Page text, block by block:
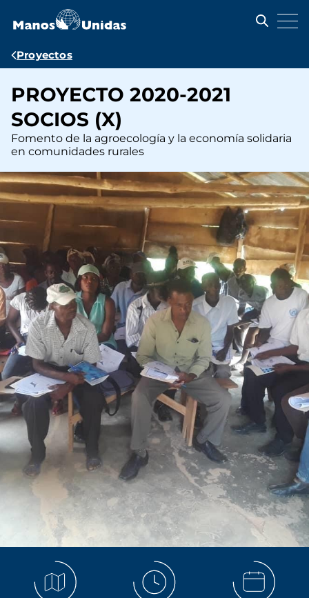
contenido
Ruta
navegación
Proyectos
PROYECTO 2020-2021
SOCIOS (X)
Fomento de la agroecología y la economía solidaria
en comunidades rurales